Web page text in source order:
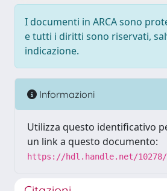
I documenti in ARCA sono
e tutti i diritti sono riservati,
indicazione.
Informazioni
Utilizza questo identificativo
un link a questo documento:
https://hdl.handle.net/10278/